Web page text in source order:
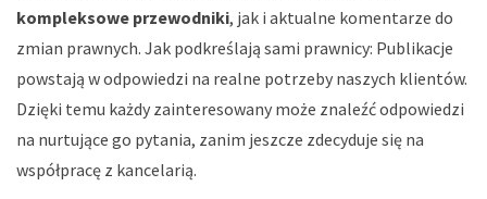
kompleksowe przewodniki, jak i aktualne komentarze do
zmian prawnych. Jak podkreślają sami prawnicy: Publikacje
powstają w odpowiedzi na realne potrzeby naszych klientów.
Dzięki temu każdy zainteresowany może znaleźć odpowiedzi
na nurtujące go pytania, zanim jeszcze zdecyduje się na
współpracę z kancelarią.